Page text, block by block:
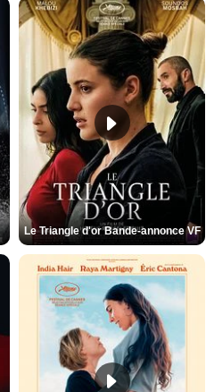
Le Triangle d'or Bande-annonce VF